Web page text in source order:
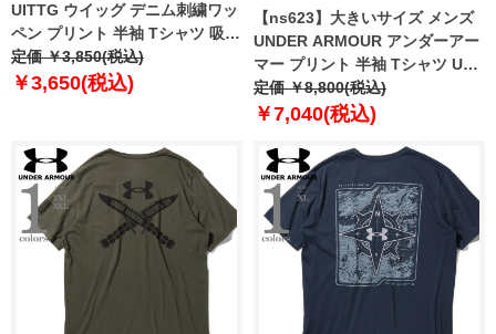
UITTG ウイッグ デニム刺繍ワッ
ペン プリント 半袖 Tシャツ 吸水
速乾 UVカット 春夏新作
12625129
定価 ￥3,850(税込)
￥3,650(税込)
【ns623】大きいサイズ メンズ
UNDER ARMOUR アンダーアー
マー プリント 半袖 Tシャツ USA
直輸入 1389463-001
定価 ￥8,800(税込)
￥7,040(税込)